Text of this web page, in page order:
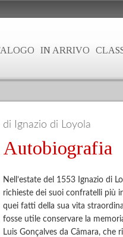
IN ARRIVO
di Ignazio di Loyola
Autobiografia
Nell’estate del 1553 Ignazio di
richieste dei suoi confratelli più
quei fatti della sua vita
fosse utile conservare la
Luis Gonçalves da Câmara,